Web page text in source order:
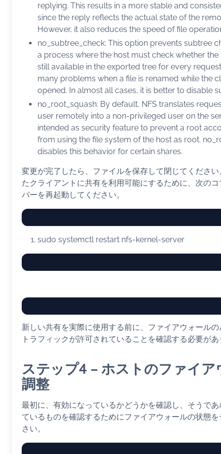
replying. This results in a more stable and
since the reply reflects the actual state of the
However, it also reduces the speed of file
no_subtree_check: This option prevents subtree
a process where the host must check whether the
still available in the exported tree for every
many problems when a file is renamed while the
opened. In almost all cases, it is better to disable
no_root_squash: By default, NFS translates
user remotely into a non-privileged user on the
intended as security feature to prevent a root
from using the file system of the host as root.
disables this behavior for certain shares.
変更が完了したら、ファイルを保存して閉じてくださ
たクライアントに共有を利用可能にするために、次の
バーを再起動してください。
sudo systemctl restart nfs-kernel-server
新しい共有を実際に使用する前に、ファイアウォール
トラフィックが許可されていることを確認する必要が
ステップ4 – ホストのファイア
調整
最初に、有効になっているかどうかを確認し、そうで
ているものを確認するためにファイアウォールの状態
さい。